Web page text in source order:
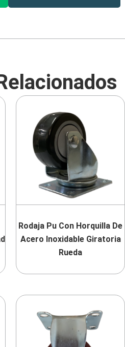
Rodaja Pu Con Horquilla De
Acero Inoxidable Giratoria
Rueda